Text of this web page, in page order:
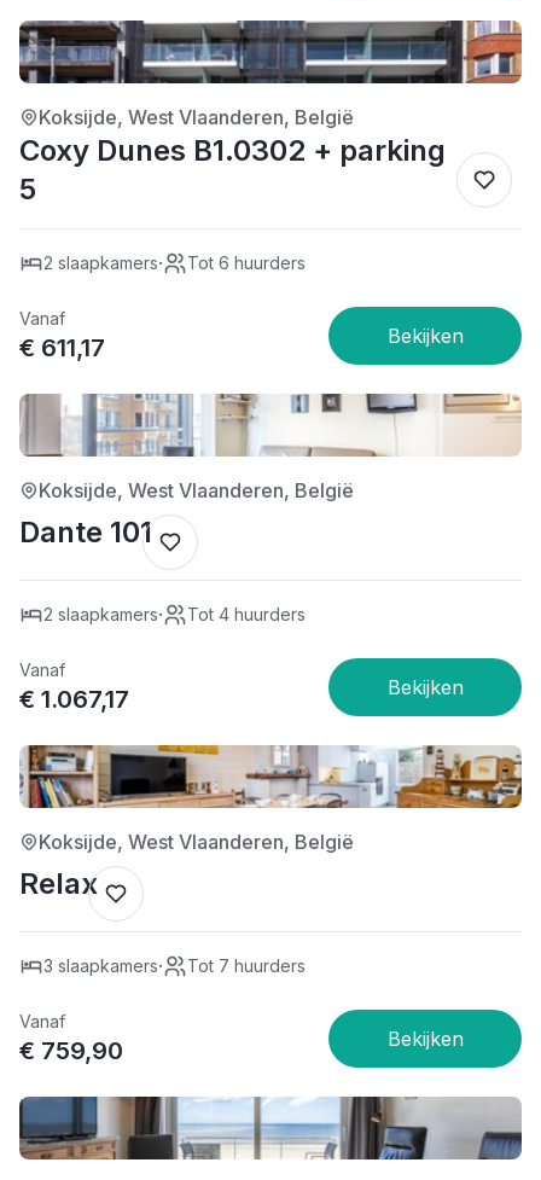
5/5
Koksijde, West Vlaanderen, België
Coxy Dunes B1.0302 + parking
5
2 slaapkamers· Tot 6 huurders
Vanaf
€ 611,17
4/5
Koksijde, West Vlaanderen, België
Dante 101
2 slaapkamers· Tot 4 huurders
Vanaf
€ 1.067,17
5/5
Koksijde, West Vlaanderen, België
Relax
3 slaapkamers· Tot 7 huurders
Vanaf
€ 759,90
5/5